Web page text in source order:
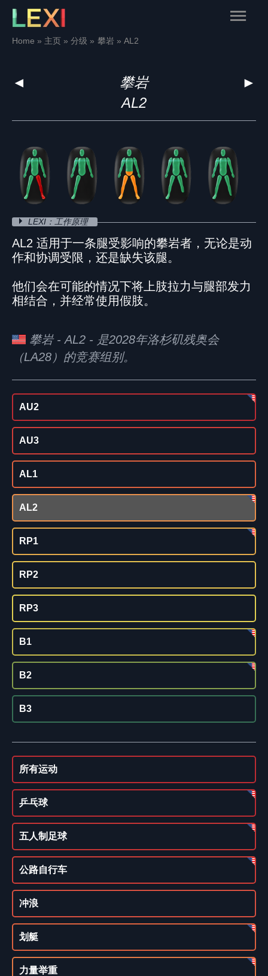
Skip
content
Main
Home 主页 分级 攀岩 AL2
◄ ►
攀岩
AL2
LEXI：工作原理
AL2 适用于一条腿受影响的攀岩者，无论是动
作和协调受限，还是缺失该腿。
他们会在可能的情况下将上肢拉力与腿部发力
相结合，并经常使用假肢。
攀岩 - AL2 - 是2028年洛杉矶残奥会
（LA28）的竞赛组别。
AU2
AU3
AL1
AL2
RP1
RP2
RP3
B1
B2
B3
所有运动
乒乓球
五人制足球
公路自行车
冲浪
划艇
力量举重